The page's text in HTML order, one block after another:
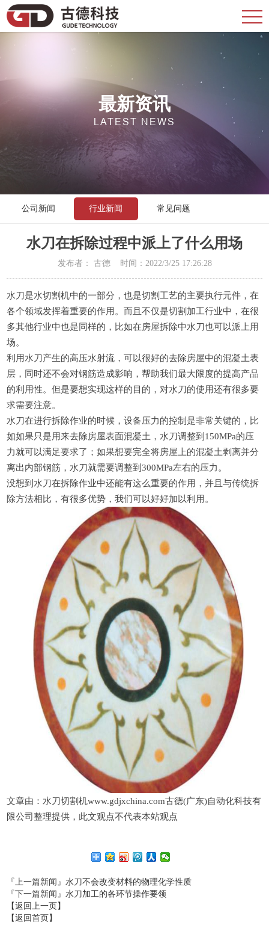
最新资讯
LATEST NEWS
公司新闻 行业新闻 常见问题
水刀在拆除过程中派上了什么用场
发布者： 古德 时间：2022/3/25 17:26:28
水刀是水切割机中的一部分，也是切割工艺的主要执行元件，在
各个领域发挥着重要的作用。而且不仅是切割加工行业中，在很
多其他行业中也是同样的，比如在房屋拆除中水刀也可以派上用
场。
利用水刀产生的高压水射流，可以很好的去除房屋中的混凝土表
层，同时还不会对钢筋造成影响，帮助我们最大限度的提高产品
的利用性。但是要想实现这样的目的，对水刀的使用还有很多要
求需要注意。
水刀在进行拆除作业的时候，设备压力的控制是非常关键的，比
如如果只是用来去除房屋表面混凝土，水刀调整到150MPa的压
力就可以满足要求了；如果想要完全将房屋上的混凝土剥离并分
离出内部钢筋，水刀就需要调整到300MPa左右的压力。
没想到水刀在拆除作业中还能有这么重要的作用，并且与传统拆
除方法相比，有很多优势，我们可以好好加以利用。
文章由：水刀切割机www.gdjxchina.com古德(广东)自动化科技有
限公司整理提供，此文观点不代表本站观点
『上一篇新闻』水刀不会改变材料的物理化学性质
『下一篇新闻』水刀加工的各环节操作要领
【返回上一页】
【返回首页】